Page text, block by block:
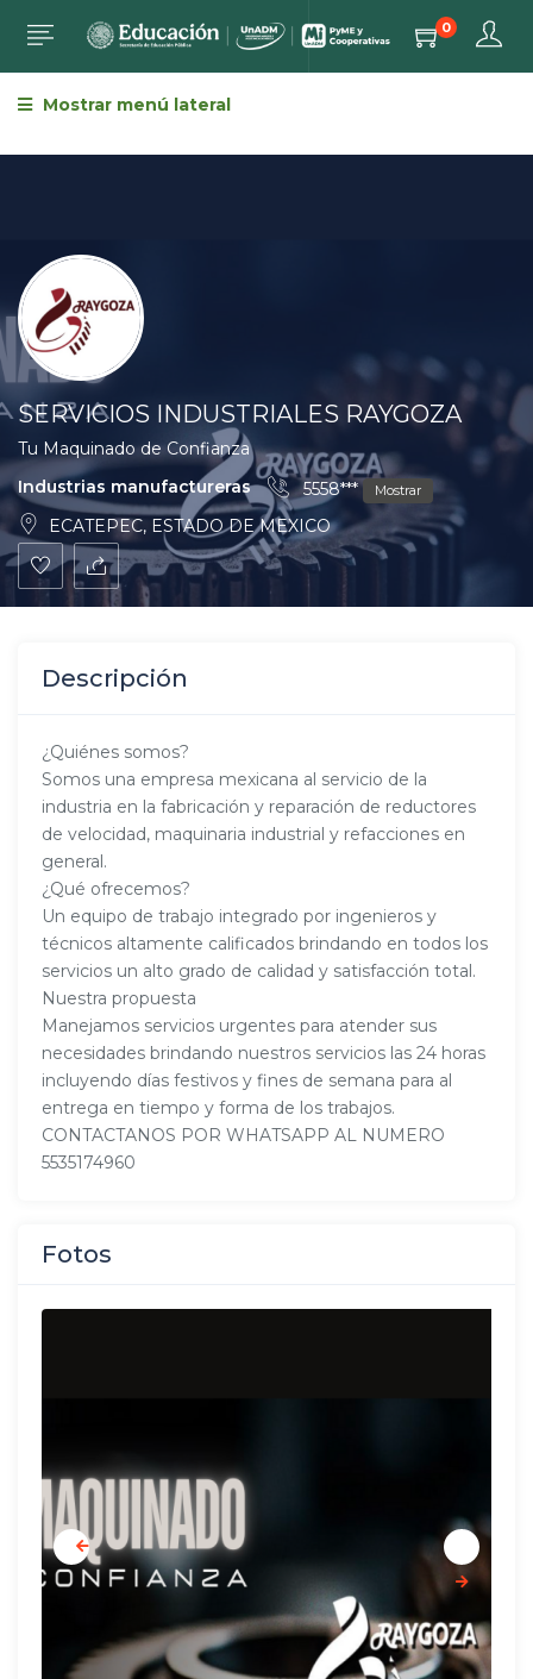
0
Mostrar menú lateral
SERVICIOS INDUSTRIALES RAYGOZA
Tu Maquinado de Confianza
Industrias manufactureras
5558*** Mostrar
ECATEPEC, ESTADO DE MEXICO
Descripción
¿Quiénes somos?
Somos una empresa mexicana al servicio de la
industria en la fabricación y reparación de reductores
de velocidad, maquinaria industrial y refacciones en
general.
¿Qué ofrecemos?
Un equipo de trabajo integrado por ingenieros y
técnicos altamente calificados brindando en todos los
servicios un alto grado de calidad y satisfacción total.
Nuestra propuesta
Manejamos servicios urgentes para atender sus
necesidades brindando nuestros servicios las 24 horas
incluyendo días festivos y fines de semana para al
entrega en tiempo y forma de los trabajos.
CONTACTANOS POR WHATSAPP AL NUMERO
5535174960
Fotos